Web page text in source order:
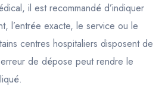
il est recommandé d’indiquer
l’entrée exacte, le service ou le
centres hospitaliers disposent de
de dépose peut rendre le